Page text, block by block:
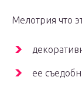
Мелотрия что
ее